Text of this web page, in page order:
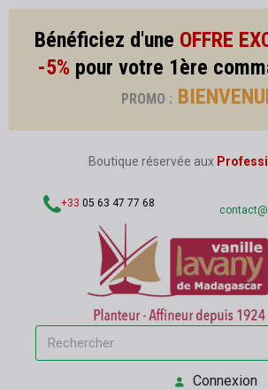
Bénéficiez d'une OFFRE
-5% pour votre 1ère
PROMO :
Boutique réservée aux
+33 05 63 47 77 68
Connexion